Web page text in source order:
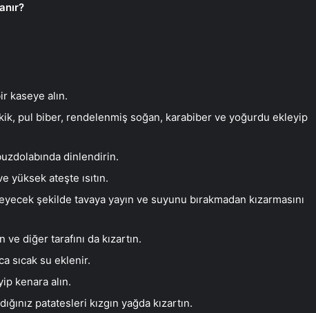
kaseye alın.
pul biber, rendelenmiş soğan, karabiber ve yoğurdu ekleyip
dinlendirin.
yüksek ateşte ısıtın.
şekilde tavaya yayın ve suyunu bırakmadan kızarmasını
diğer tarafını da kızartın.
sıcak su eklenir.
kenara alın.
patatesleri kızgın yağda kızartın.